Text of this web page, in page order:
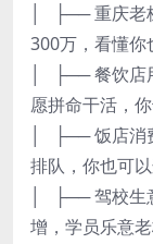
│ ├── 重庆老
300万，看懂你
│ ├── 餐饮店
愿拼命干活，
│ ├── 饭店消
排队，你也可
│ ├── 驾校生
增，学员乐意